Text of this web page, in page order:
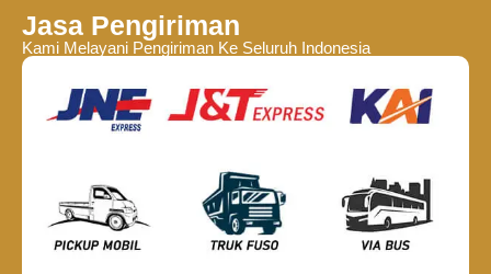
Jasa Pengiriman
Kami Melayani Pengiriman Ke Seluruh Indonesia